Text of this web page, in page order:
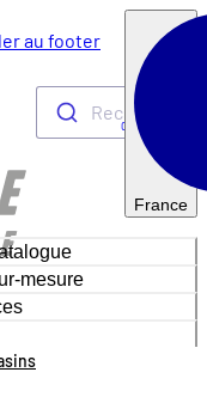
au footer
Rechercher
0
France
mesure